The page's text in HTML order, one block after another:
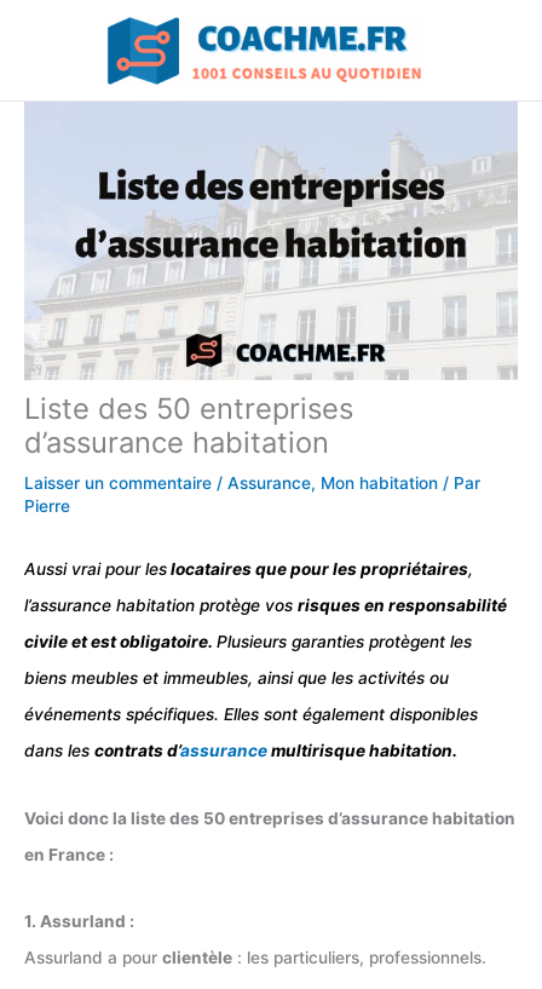
Liste des 50 entreprises
d’assurance habitation
Laisser un commentaire / Assurance, Mon habitation / Par
Pierre
Aussi vrai pour leslocataires que pour les propriétaires,
l’assurance habitation protège vos risques en responsabilité
civile et est obligatoire. Plusieurs garanties protègent les
biens meubles et immeubles, ainsi que les activités ou
événements spécifiques. Elles sont également disponibles
dans les contrats d’assurancemultirisque habitation.
Voici donc la liste des 50 entreprises d’assurance habitation
en France :
1. Assurland :
Assurland a pour clientèle : les particuliers, professionnels.